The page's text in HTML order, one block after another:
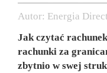
Autor: Energia
Jak czytać
rachunki za
zbytnio w swej